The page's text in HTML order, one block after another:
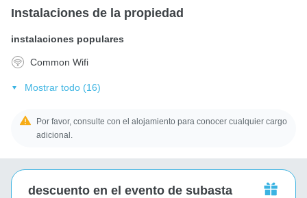
Instalaciones de la propiedad
instalaciones populares
Common Wifi
Mostrar todo (16)
Por favor, consulte con el alojamiento para conocer cualquier cargo
adicional.
descuento en el evento de subasta